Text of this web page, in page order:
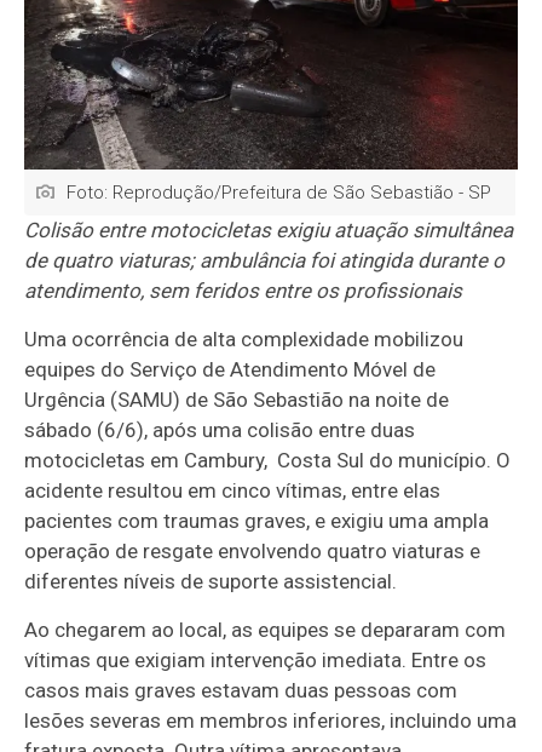
Foto: Reprodução/Prefeitura de São Sebastião - SP
Colisão entre motocicletas exigiu atuação simultânea
de quatro viaturas; ambulância foi atingida durante o
atendimento, sem feridos entre os profissionais
Uma ocorrência de alta complexidade mobilizou
equipes do Serviço de Atendimento Móvel de
Urgência (SAMU) de São Sebastião na noite de
sábado (6/6), após uma colisão entre duas
motocicletas em Cambury, Costa Sul do município. O
acidente resultou em cinco vítimas, entre elas
pacientes com traumas graves, e exigiu uma ampla
operação de resgate envolvendo quatro viaturas e
diferentes níveis de suporte assistencial.
Ao chegarem ao local, as equipes se depararam com
vítimas que exigiam intervenção imediata. Entre os
casos mais graves estavam duas pessoas com
lesões severas em membros inferiores, incluindo uma